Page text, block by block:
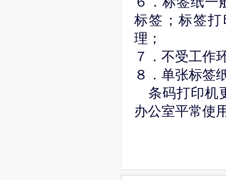
标签；标签
理；
７．不受工作
８．单张标签
条码打印机
办公室平常使